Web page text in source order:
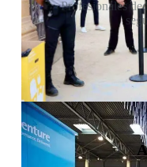
Profesionales